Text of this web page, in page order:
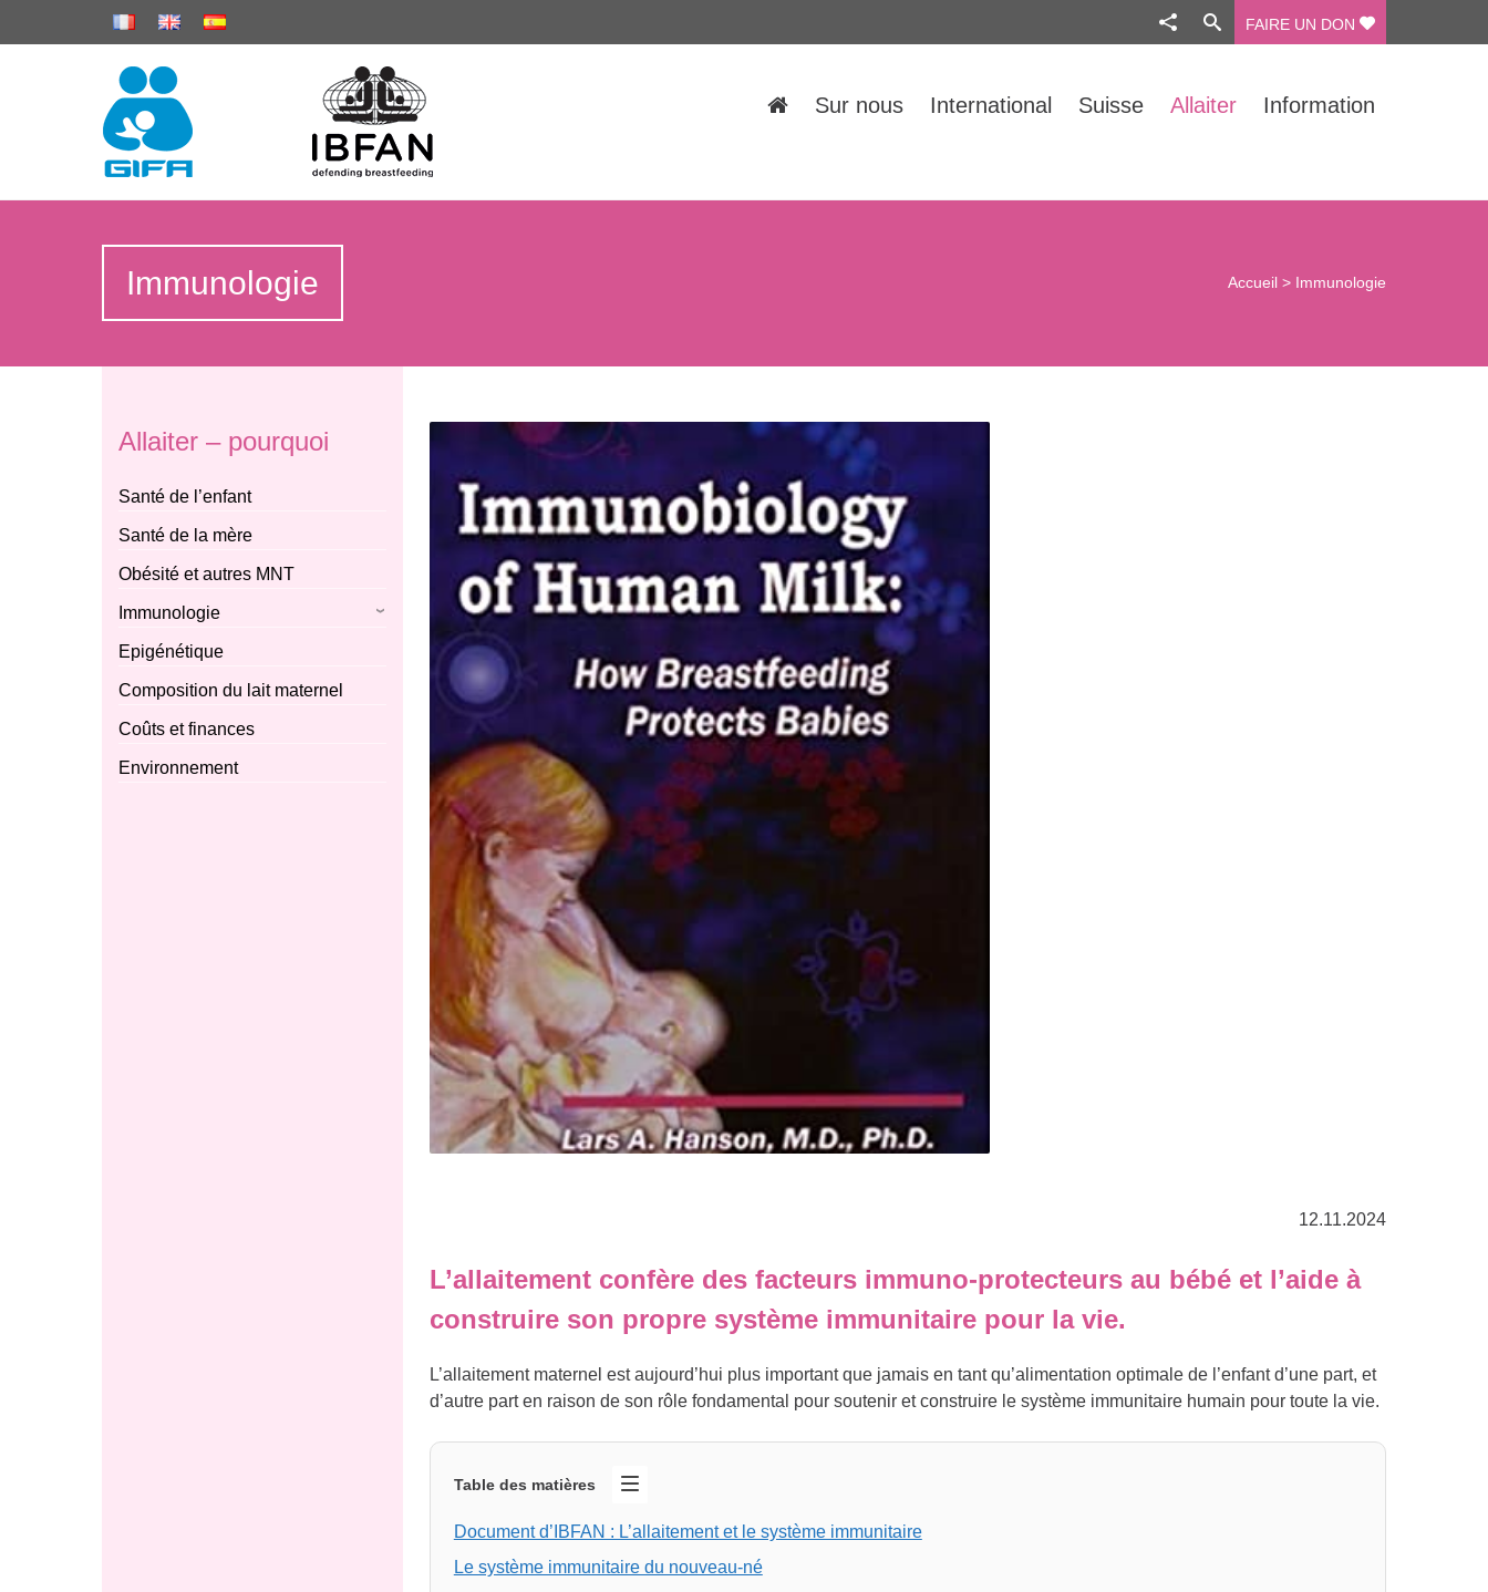
FAIRE UN DON
Sur nous International Suisse Allaiter Information
Immunologie Accueil > Immunologie
Allaiter – pourquoi
Santé de l’enfant
Santé de la mère
Obésité et autres MNT
Immunologie
Epigénétique
Composition du lait maternel
Coûts et finances
Environnement
12.11.2024
L’allaitement confère des facteurs immuno-protecteurs au bébé et l’aide à
construire son propre système immunitaire pour la vie.
L’allaitement maternel est aujourd’hui plus important que jamais en tant qu’alimentation optimale de l’enfant d’une part, et
d’autre part en raison de son rôle fondamental pour soutenir et construire le système immunitaire humain pour toute la vie.
Table des matières
Document d’IBFAN : L’allaitement et le système immunitaire
Le système immunitaire du nouveau-né